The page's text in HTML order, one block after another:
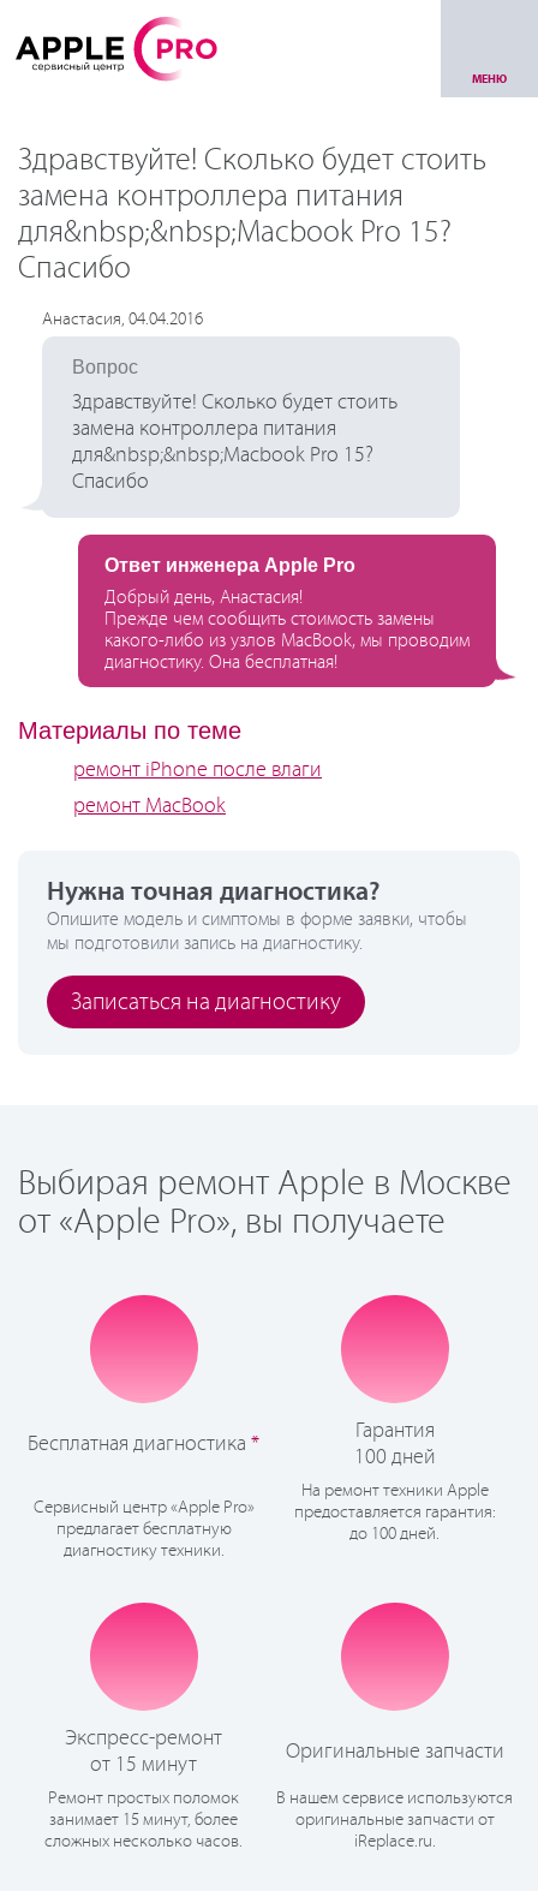
МЕНЮ
Здравствуйте! Сколько будет стоить
замена контроллера питания
для&nbsp;&nbsp;Macbook Pro 15?
Спасибо
Анастасия, 04.04.2016
Вопрос
Здравствуйте! Сколько будет стоить
замена контроллера питания
для&nbsp;&nbsp;Macbook Pro 15?
Спасибо
Ответ инженера Apple Pro
Добрый день, Анастасия!
Прежде чем сообщить стоимость замены
какого-либо из узлов MacBook, мы проводим
диагностику. Она бесплатная!
Материалы по теме
ремонт iPhone после влаги
ремонт MacBook
Нужна точная диагностика?
Опишите модель и симптомы в форме заявки, чтобы
мы подготовили запись на диагностику.
Записаться на диагностику
Выбирая ремонт Apple в Москве
от «Apple Pro», вы получаете
Бесплатная диагностика *
Сервисный центр «Apple Pro»
предлагает бесплатную
диагностику техники.
Гарантия
100 дней
На ремонт техники Apple
предоставляется гарантия:
до 100 дней.
Экспресс-ремонт
от 15 минут
Ремонт простых поломок
занимает 15 минут, более
сложных несколько часов.
Оригинальные запчасти
В нашем сервисе используются
оригинальные запчасти от
iReplace.ru.